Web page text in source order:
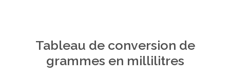
Tableau de conversion de
grammes en millilitres